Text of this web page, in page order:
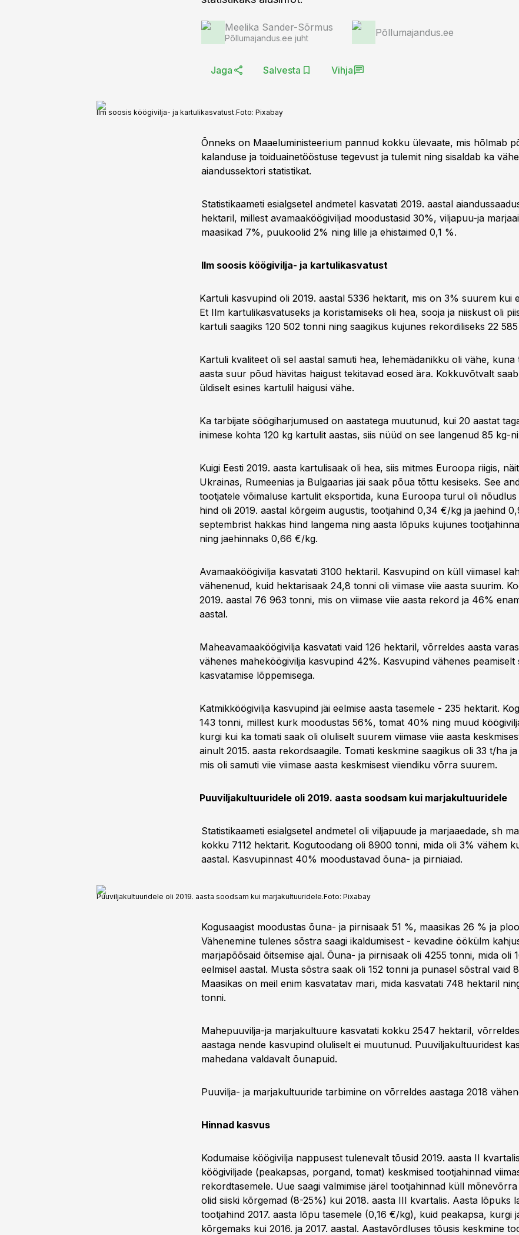
Meelika Sander-Sõrmus
Põllumajandus.ee juht Põllumajandus.ee
Jaga Salvesta Vihja
Ilm soosis köögivilja- ja kartulikasvatust.Foto: Pixabay
Õnneks on Maaeluministeerium pannud kokku ülevaate, mis hõlmab
kalanduse ja toiduainetööstuse tegevust ja tulemit ning sisaldab ka
aiandussektori statistikat.
Statistikaameti esialgsetel andmetel kasvatati 2019. aastal
hektaril, millest avamaaköögiviljad moodustasid 30%, viljapuu-ja
maasikad 7%, puukoolid 2% ning lille ja ehistaimed 0,1 %.
Ilm soosis köögivilja- ja kartulikasvatust
Kartuli kasvupind oli 2019. aastal 5336 hektarit, mis on 3% suurem kui
Et Ilm kartulikasvatuseks ja koristamiseks oli hea, sooja ja niiskust oli
kartuli saagiks 120 502 tonni ning saagikus kujunes rekordiliseks 22
Kartuli kvaliteet oli sel aastal samuti hea, lehemädanikku oli vähe, kuna
aasta suur põud hävitas haigust tekitavad eosed ära. Kokkuvõtvalt
üldiselt esines kartulil haigusi vähe.
Ka tarbijate söögiharjumused on aastatega muutunud, kui 20 aastat
inimese kohta 120 kg kartulit aastas, siis nüüd on see langenud 85 kg-
Kuigi Eesti 2019. aasta kartulisaak oli hea, siis mitmes Euroopa riigis,
Ukrainas, Rumeenias ja Bulgaarias jäi saak põua tõttu kesiseks. See
tootjatele võimaluse kartulit eksportida, kuna Euroopa turul oli nõudlus
hind oli 2019. aastal kõrgeim augustis, tootjahind 0,34 €/kg ja jaehind
septembrist hakkas hind langema ning aasta lõpuks kujunes
ning jaehinnaks 0,66 €/kg.
Avamaaköögivilja kasvatati 3100 hektaril. Kasvupind on küll viimasel
vähenenud, kuid hektarisaak 24,8 tonni oli viimase viie aasta suurim.
2019. aastal 76 963 tonni, mis on viimase viie aasta rekord ja 46%
aastal.
Maheavamaaköögivilja kasvatati vaid 126 hektaril, võrreldes aasta
vähenes maheköögivilja kasvupind 42%. Kasvupind vähenes peamiselt
kasvatamise lõppemisega.
Katmikköögivilja kasvupind jäi eelmise aasta tasemele - 235 hektarit.
143 tonni, millest kurk moodustas 56%, tomat 40% ning muud
kurgi kui ka tomati saak oli oluliselt suurem viimase viie aasta
ainult 2015. aasta rekordsaagile. Tomati keskmine saagikus oli 33 t/ha
mis oli samuti viie viimase aasta keskmisest viiendiku võrra suurem.
Puuviljakultuuridele oli 2019. aasta soodsam kui marjakultuuridele
Statistikaameti esialgsetel andmetel oli viljapuude ja marjaaedade, sh
kokku 7112 hektarit. Kogutoodang oli 8900 tonni, mida oli 3% vähem
aastal. Kasvupinnast 40% moodustavad õuna- ja pirniaiad.
Puuviljakultuuridele oli 2019. aasta soodsam kui marjakultuuridele.Foto: Pixabay
Kogusaagist moodustas õuna- ja pirnisaak 51 %, maasikas 26 % ja
Vähenemine tulenes sõstra saagi ikaldumisest - kevadine öökülm
marjapõõsaid õitsemise ajal. Õuna- ja pirnisaak oli 4255 tonni, mida oli
eelmisel aastal. Musta sõstra saak oli 152 tonni ja punasel sõstral vaid
Maasikas on meil enim kasvatatav mari, mida kasvatati 748 hektaril
tonni.
Mahepuuvilja-ja marjakultuure kasvatati kokku 2547 hektaril,
aastaga nende kasvupind oluliselt ei muutunud. Puuviljakultuuridest
mahedana valdavalt õunapuid.
Puuvilja- ja marjakultuuride tarbimine on võrreldes aastaga 2018
Hinnad kasvus
Kodumaise köögivilja nappusest tulenevalt tõusid 2019. aasta II
köögiviljade (peakapsas, porgand, tomat) keskmised tootjahinnad
rekordtasemele. Uue saagi valmimise järel tootjahinnad küll
olid siiski kõrgemad (8-25%) kui 2018. aasta III kvartalis. Aasta lõpuks
tootjahind 2017. aasta lõpu tasemele (0,16 €/kg), kuid peakapsa, kurgi
kõrgemaks kui 2016. ja 2017. aastal. Aastavõrdluses tõusis keskmine